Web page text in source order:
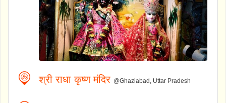
श्री राधा कृष्ण मंदिर @Ghaziabad, Uttar Pradesh